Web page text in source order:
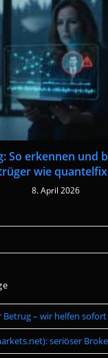
So erkennen und
wie
8. April 2026
Betrug – wir helfen sofort
seriöser